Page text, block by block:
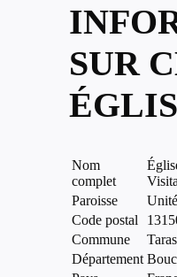
SUR
Nom
complet
Paroisse
Code postal
Commune
Département